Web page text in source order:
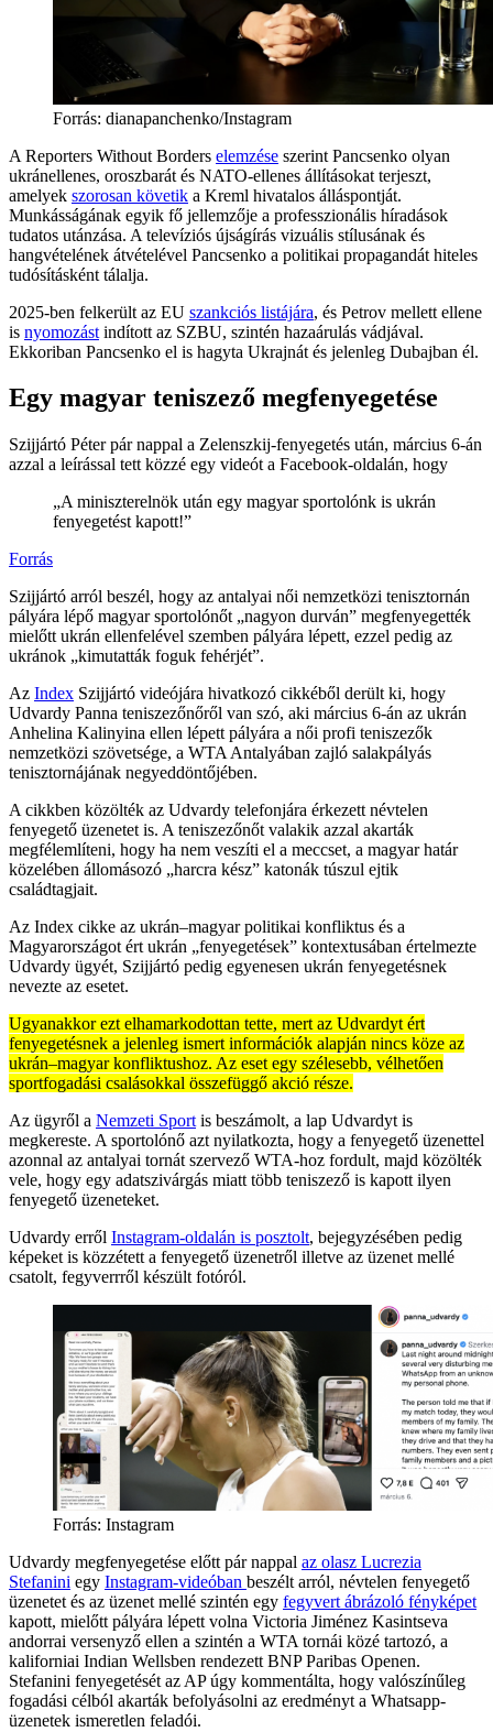
Forrás: dianapanchenko/Instagram
A Reporters Without Borders elemzése szerint Pancsenko olyan
ukránellenes, oroszbarát és NATO-ellenes állításokat terjeszt,
amelyek szorosan követik a Kreml hivatalos álláspontját.
Munkásságának egyik fő jellemzője a professzionális híradások
tudatos utánzása. A televíziós újságírás vizuális stílusának és
hangvételének átvételével Pancsenko a politikai propagandát hiteles
tudósításként tálalja.
2025-ben felkerült az EU szankciós listájára, és Petrov mellett ellene
is nyomozást indított az SZBU, szintén hazaárulás vádjával.
Ekkoriban Pancsenko el is hagyta Ukrajnát és jelenleg Dubajban él.
Egy magyar teniszező megfenyegetése
Szijjártó Péter pár nappal a Zelenszkij-fenyegetés után, március 6-án
azzal a leírással tett közzé egy videót a Facebook-oldalán, hogy
„A miniszterelnök után egy magyar sportolónk is ukrán
fenyegetést kapott!”
Forrás
Szijjártó arról beszél, hogy az antalyai női nemzetközi tenisztornán
pályára lépő magyar sportolónőt „nagyon durván” megfenyegették
mielőtt ukrán ellenfelével szemben pályára lépett, ezzel pedig az
ukránok „kimutatták foguk fehérjét”.
Az Index Szijjártó videójára hivatkozó cikkéből derült ki, hogy
Udvardy Panna teniszezőnőről van szó, aki március 6-án az ukrán
Anhelina Kalinyina ellen lépett pályára a női profi teniszezők
nemzetközi szövetsége, a WTA Antalyában zajló salakpályás
tenisztornájának negyeddöntőjében.
A cikkben közölték az Udvardy telefonjára érkezett névtelen
fenyegető üzenetet is. A teniszezőnőt valakik azzal akarták
megfélemlíteni, hogy ha nem veszíti el a meccset, a magyar határ
közelében állomásozó „harcra kész” katonák túszul ejtik
családtagjait.
Az Index cikke az ukrán–magyar politikai konfliktus és a
Magyarországot ért ukrán „fenyegetések” kontextusában értelmezte
Udvardy ügyét, Szijjártó pedig egyenesen ukrán fenyegetésnek
nevezte az esetet.
Ugyanakkor ezt elhamarkodottan tette, mert az Udvardyt ért
fenyegetésnek a jelenleg ismert információk alapján nincs köze az
ukrán–magyar konfliktushoz. Az eset egy szélesebb, vélhetően
sportfogadási csalásokkal összefüggő akció része.
Az ügyről a Nemzeti Sport is beszámolt, a lap Udvardyt is
megkereste. A sportolónő azt nyilatkozta, hogy a fenyegető üzenettel
azonnal az antalyai tornát szervező WTA-hoz fordult, majd közölték
vele, hogy egy adatszivárgás miatt több teniszező is kapott ilyen
fenyegető üzeneteket.
Udvardy erről Instagram-oldalán is posztolt, bejegyzésében pedig
képeket is közzétett a fenyegető üzenetről illetve az üzenet mellé
csatolt, fegyverrről készült fotóról.
Forrás: Instagram
Udvardy megfenyegetése előtt pár nappal az olasz Lucrezia
Stefanini egy Instagram-videóban beszélt arról, névtelen fenyegető
üzenetet és az üzenet mellé szintén egy fegyvert ábrázoló fényképet
kapott, mielőtt pályára lépett volna Victoria Jiménez Kasintseva
andorrai versenyző ellen a szintén a WTA tornái közé tartozó, a
kaliforniai Indian Wellsben rendezett BNP Paribas Openen.
Stefanini fenyegetését az AP úgy kommentálta, hogy valószínűleg
fogadási célból akarták befolyásolni az eredményt a Whatsapp-
üzenetek ismeretlen feladói.